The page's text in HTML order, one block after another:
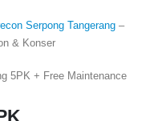
Serpong Tangerang–
& Konser
5PK + Free Maintenance